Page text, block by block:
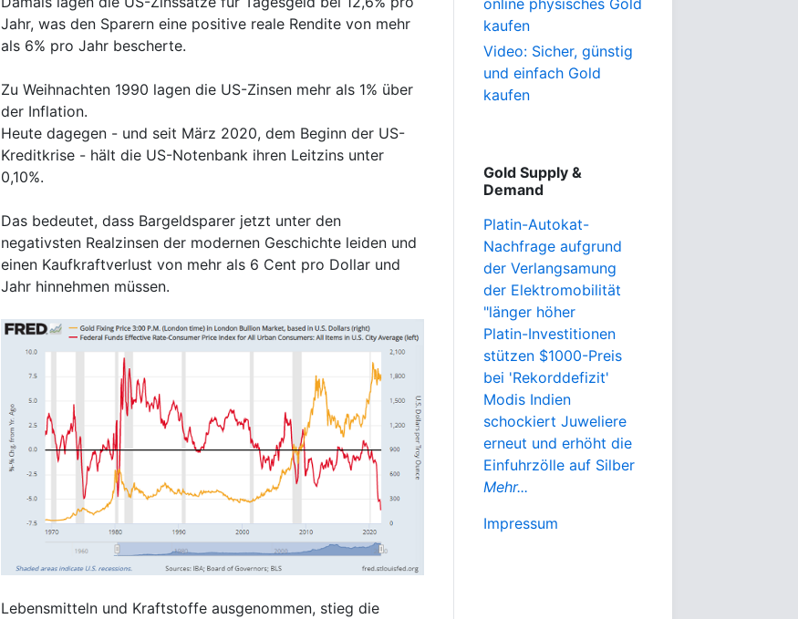
Jahr, was den Sparern eine positive reale Rendite von mehr
als 6% pro Jahr bescherte.
Zu Weihnachten 1990 lagen die US-Zinsen mehr als 1% über
der Inflation.
Heute dagegen - und seit März 2020, dem Beginn der US-
Kreditkrise - hält die US-Notenbank ihren Leitzins unter
0,10%.
Das bedeutet, dass Bargeldsparer jetzt unter den
negativsten Realzinsen der modernen Geschichte leiden und
einen Kaufkraftverlust von mehr als 6 Cent pro Dollar und
Jahr hinnehmen müssen.
Lebensmitteln und Kraftstoffe ausgenommen, stieg die
online physisches Gold
kaufen
Video: Sicher, günstig
und einfach Gold
kaufen
Gold Supply &
Demand
Platin-Autokat-
Nachfrage aufgrund
der Verlangsamung
der Elektromobilität
"länger höher
Platin-Investitionen
stützen $1000-Preis
bei 'Rekorddefizit'
Modis Indien
schockiert Juweliere
erneut und erhöht die
Einfuhrzölle auf Silber
Mehr...
Impressum